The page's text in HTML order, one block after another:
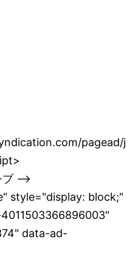
pagead/j
-->
style="display: block;"
data-ad-